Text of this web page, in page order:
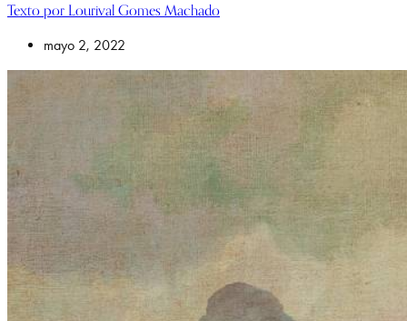
Texto por Lourival Gomes Machado
mayo 2, 2022